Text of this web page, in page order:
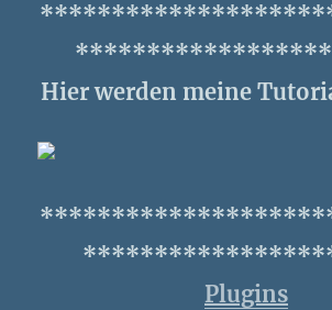
Hier werden meine
Plugins